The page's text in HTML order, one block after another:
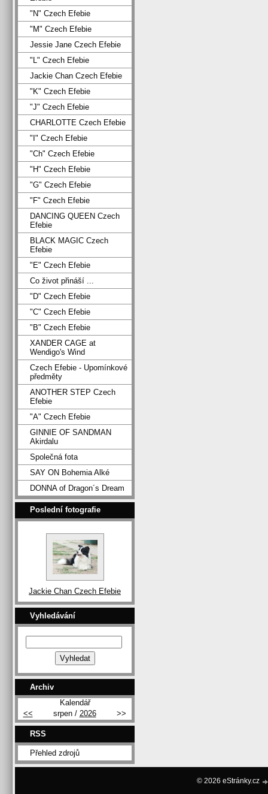
"N" Czech Efebie
"M" Czech Efebie
Jessie Jane Czech Efebie
"L" Czech Efebie
Jackie Chan Czech Efebie
"K" Czech Efebie
"J" Czech Efebie
CHARLOTTE Czech Efebie
"I" Czech Efebie
"Ch" Czech Efebie
"H" Czech Efebie
"G" Czech Efebie
"F" Czech Efebie
DANCING QUEEN Czech
Efebie
BLACK MAGIC Czech
Efebie
"E" Czech Efebie
Co život přináší ...
"D" Czech Efebie
"C" Czech Efebie
"B" Czech Efebie
XANDER CAGE at
Wendigo's Wind
Czech Efebie - Upomínkové
předměty
ANOTHER STEP Czech
Efebie
"A" Czech Efebie
GINNIE OF SANDMAN
Akirdalu
Společná fota
SAY ON Bohemia Alké
DONNA of Dragon´s Dream
Poslední fotografie
Jackie Chan Czech Efebie
Vyhledávání
Archiv
Kalendář
<<
srpen / 2026 >>
RSS
Přehled zdrojů
© 2026 eStránky.cz